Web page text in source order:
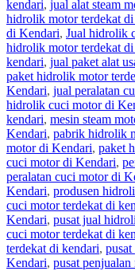
kendari, jual alat steam
hidrolik motor terdekat
di Kendari, Jual hidrolik
hidrolik motor terdekat
kendari, jual paket alat
paket hidrolik motor
Kendari, jual peralatan
hidrolik cuci motor di
kendari, mesin steam
Kendari, pabrik hidrolik
motor di Kendari, paket
cuci motor di Kendari,
peralatan cuci motor di
Kendari, produsen
cuci motor terdekat di
Kendari, pusat jual
cuci motor terdekat di
terdekat di kendari,
Kendari, pusat